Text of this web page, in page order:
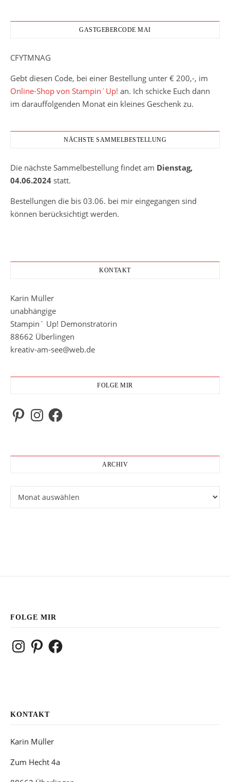
GASTGEBERCODE MAI
CFYTMNAG
Gebt diesen Code, bei einer Bestellung unter € 200,-, im
Online-Shop von Stampin´Up! an. Ich schicke Euch dann
im darauffolgenden Monat ein kleines Geschenk zu.
NÄCHSTE SAMMELBESTELLUNG
Die nächste Sammelbestellung findet am Dienstag,
04.06.2024 statt.
Bestellungen die bis 03.06. bei mir eingegangen sind
können berücksichtigt werden.
KONTAKT
Karin Müller
unabhängige
Stampin` Up! Demonstratorin
88662 Überlingen
kreativ-am-see@web.de
FOLGE MIR
PinterestInstagramFacebook
ARCHIV
FOLGE MIR
InstagramPinterestFacebook
KONTAKT
Karin Müller
Zum Hecht 4a